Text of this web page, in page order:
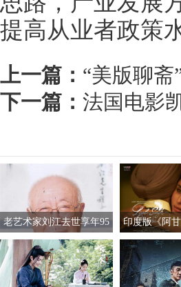
提高从业者政策
上一篇： “美版聊
下一篇： 法国电影
老艺术家刘江去世享年95
岁 曾饰演过胡汉三
印度版《阿
海报 阿米尔